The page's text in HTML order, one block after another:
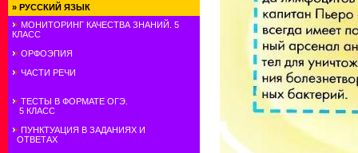
» РУССКИЙ ЯЗЫК
МОНИТОРИНГ КАЧЕСТВА ЗНАНИЙ. 5
КЛАСС
ОРФОЭПИЯ
ЧАСТИ РЕЧИ
ТЕСТЫ В ФОРМАТЕ ОГЭ.
5 КЛАСС
ПУНКТУАЦИЯ В ЗАДАНИЯХ И
ОТВЕТАХ